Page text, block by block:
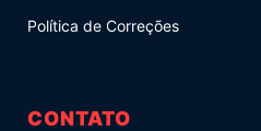
Política de Correções
CONTATO